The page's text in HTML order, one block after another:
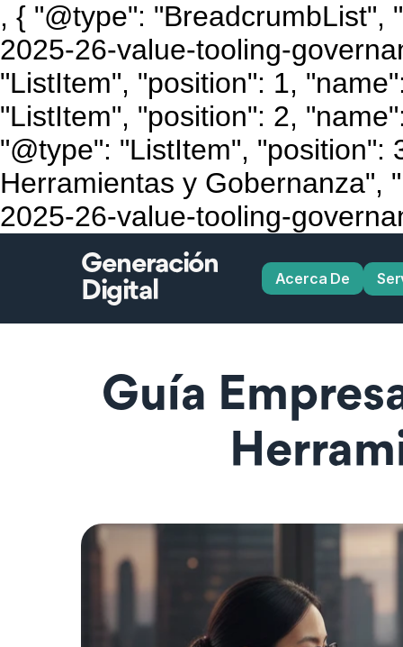
, { "@type": "BreadcrumbList",
2025-26-value-tooling-
"ListItem", "position": 1,
"ListItem", "position": 2,
"@type": "ListItem", "position":
Herramientas y Gobernanza",
2025-26-value-tooling-
Generación
Digital
Acerca De
Guía